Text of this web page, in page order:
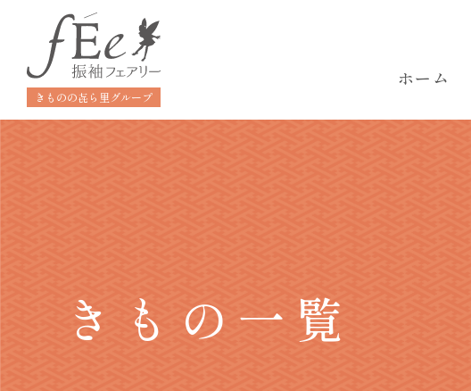
きものの㐂ら里グループ
ホーム
きもの一覧